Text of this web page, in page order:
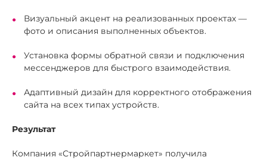
Визуальный акцент на реализованных проектах —
фото и описания выполненных объектов.
Установка формы обратной связи и подключения
мессенджеров для быстрого взаимодействия.
Адаптивный дизайн для корректного отображения
сайта на всех типах устройств.
Результат
Компания «Стройпартнермаркет» получила